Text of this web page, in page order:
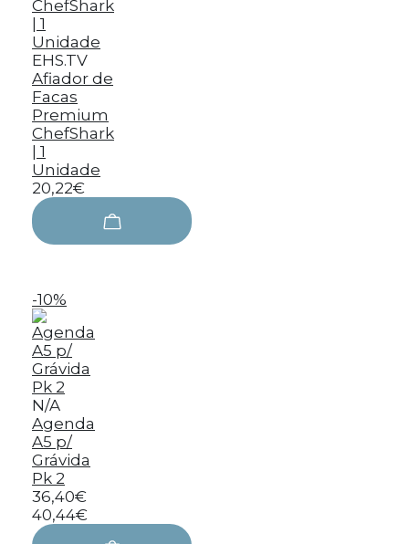
EHS.TV
Afiador de
Facas
Premium
ChefShark
| 1
Unidade
20,22€
-10%
N/A
Agenda
A5 p/
Grávida
Pk 2
36,40€
40,44€